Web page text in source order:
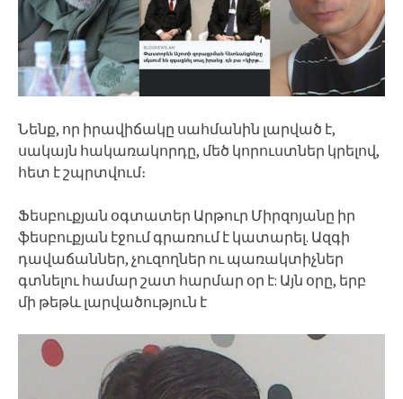
Նենք, որ իրավիճակը սահմանին լարված է,
սակայն հակառակորդը, մեծ կորուստներ կրելով,
հետ է շպրտվում։
Ֆեսբուքյան օգտատեր Արթուր Միրզոյանը իր
ֆեսբուքյան էջում գրառում է կատարել. Ազգի
դավաճաններ, չուզողներ ու պառակտիչներ
գտնելու համար շատ հարմար օր է: Այն օրը, երբ
մի թեթև լարվածություն է